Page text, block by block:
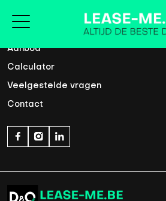
Home
Aanbod
Calculator
Veelgestelde vragen
Contact